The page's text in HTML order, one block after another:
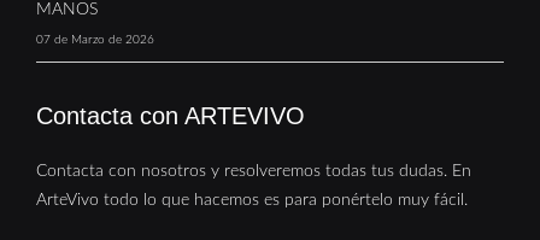
MANOS
07 de Marzo de 2026
Contacta con ARTEVIVO
Contacta con nosotros y resolveremos todas tus dudas. En
ArteVivo todo lo que hacemos es para ponértelo muy fácil.